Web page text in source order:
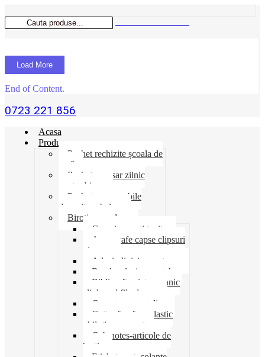
Load More
End of Content.
0723 221 856
Acasa
Produse
Pachet rechizite școala de
vară
Pachet necesar zilnic
pentru birou
Pachet consumabile
depozit-ambalare
Birotica-produse
Cosuri suporti tavite
Ace agrafe capse clipsuri
pioneze
Adeziv lipici corectoare
Banda adeziva-scotch
Biblioraft caiet mecanic
clipboard file dosare
Capsatoare metalice
Cutter foarfeca elastic
ghilotina magnet
Cub notes-articole de
hartie